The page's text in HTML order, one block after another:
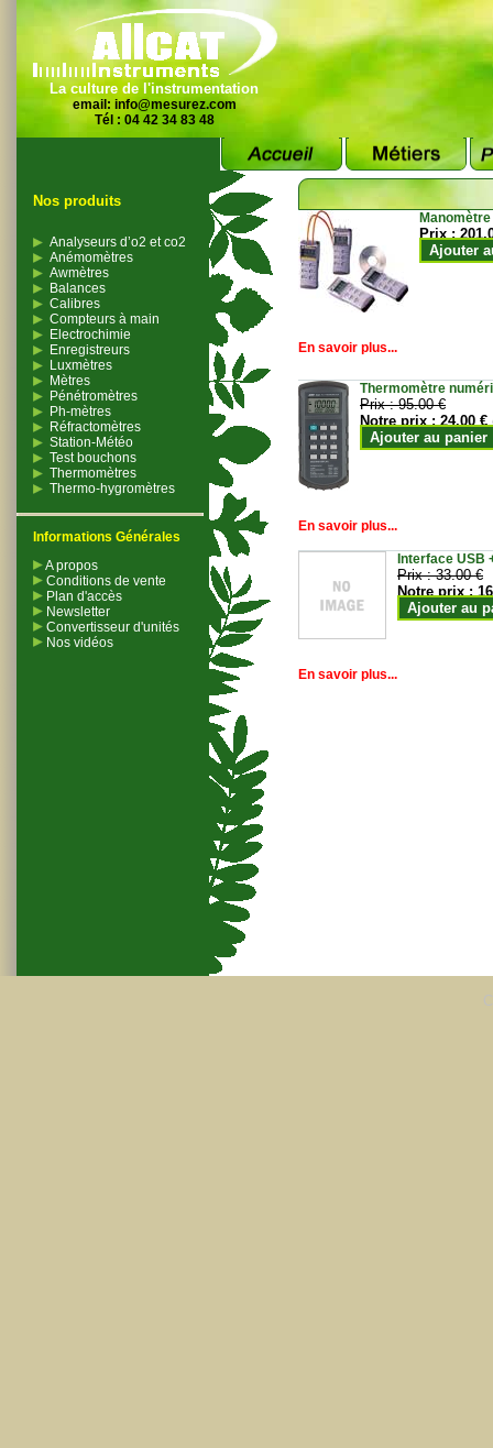
La culture de l'instrumentation
email: info@mesurez.com
Tél : 04 42 34 83 48
Nos produits
Analyseurs d’o2 et co2
Anémomètres
Awmètres
Balances
Calibres
Compteurs à main
Electrochimie
Enregistreurs
Luxmètres
Mètres
Pénétromètres
Ph-mètres
Réfractomètres
Station-Météo
Test bouchons
Thermomètres
Thermo-hygromètres
Informations Générales
A propos
Conditions de vente
Plan d'accès
Newsletter
Convertisseur d'unités
Nos vidéos
Prix :
Ajouter
En savoir plus...
Thermomètre
Prix :95.00 €
Notre prix :24.00 €
Ajouter au panier
En savoir plus...
Interface USB
Prix :33.00 €
Notre prix :
Ajouter au
En savoir plus...